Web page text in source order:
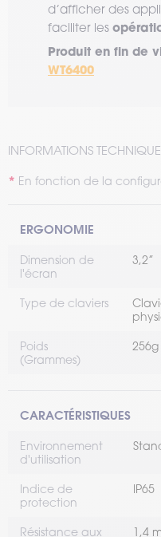
d’afficher des
faciliter les
Produit en fin de
WT6400
INFORMATIONS
En fonction de la
ERGONOMIE
Dimension de
l'écran
3,2’’
Type de claviers
Poids
(Grammes)
256g
CARACTÉRISTIQUES
Environnement
d'utilisation
Indice de
protection
IP65
Résistance aux 1,4